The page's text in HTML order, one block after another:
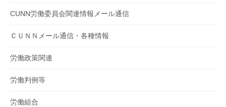
CUNN労働委員会関連情報メール通信
ＣＵＮＮメール通信・各種情報
労働政策関連
労働判例等
労働組合